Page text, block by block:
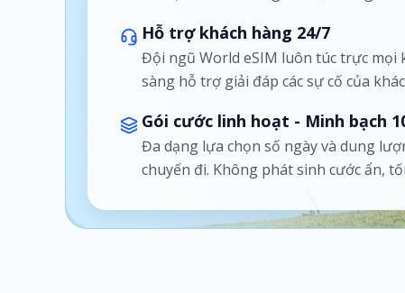
Hỗ trợ khách hàng 24/7
Đội ngũ World eSIM luôn túc trực mọi
sàng hỗ trợ giải đáp các sự cố của
Gói cước linh hoạt - Minh bạch
Đa dạng lựa chọn số ngày và dung
chuyến đi. Không phát sinh cước ẩn,